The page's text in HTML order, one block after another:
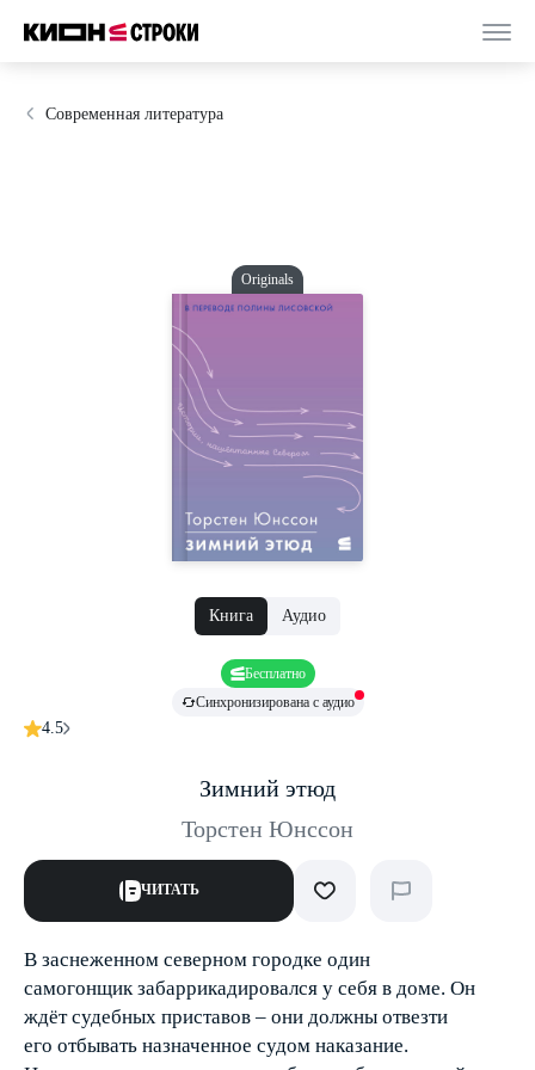
Современная литература
Книга Аудио
Бесплатно
Синхронизирована с аудио
4.5
Зимний этюд
Торстен Юнссон
ЧИТАТЬ
В заснеженном северном городке один
самогонщик забаррикадировался у себя в доме. Он
ждёт судебных приставов – они должны отвезти
его отбывать назначенное судом наказание.
Originals